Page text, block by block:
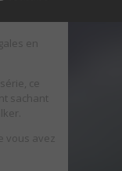
en
ce
sachant
vous avez